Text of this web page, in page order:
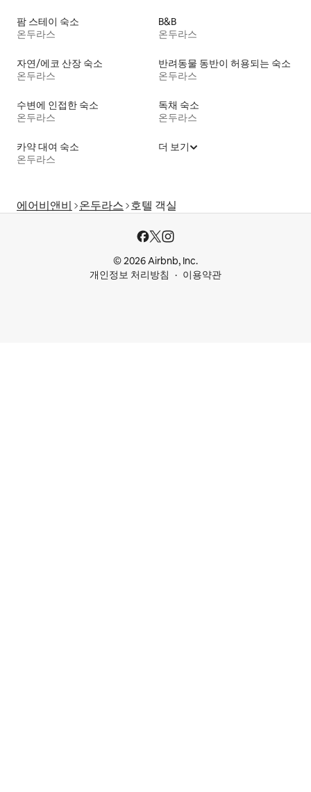
팜 스테이 숙소
온두라스
B&B
온두라스
자연/에코 산장 숙소
온두라스
반려동물 동반이 허용되는 숙소
온두라스
수변에 인접한 숙소
온두라스
독채 숙소
온두라스
카약 대여 숙소
온두라스
더 보기
에어비앤비 온두라스 호텔 객실
© 2026 Airbnb, Inc.
개인정보 처리방침
이용약관